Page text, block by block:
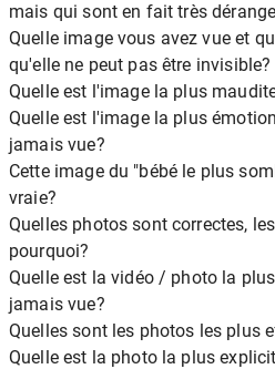
mais qui sont en fait très
Quelle image vous avez vue et
qu'elle ne peut pas être invisible?
Quelle est l'image la plus
Quelle est l'image la plus
jamais vue?
Cette image du "bébé le plus
vraie?
Quelles photos sont correctes,
pourquoi?
Quelle est la vidéo / photo la
jamais vue?
Quelles sont les photos les plus
Quelle est la photo la plus